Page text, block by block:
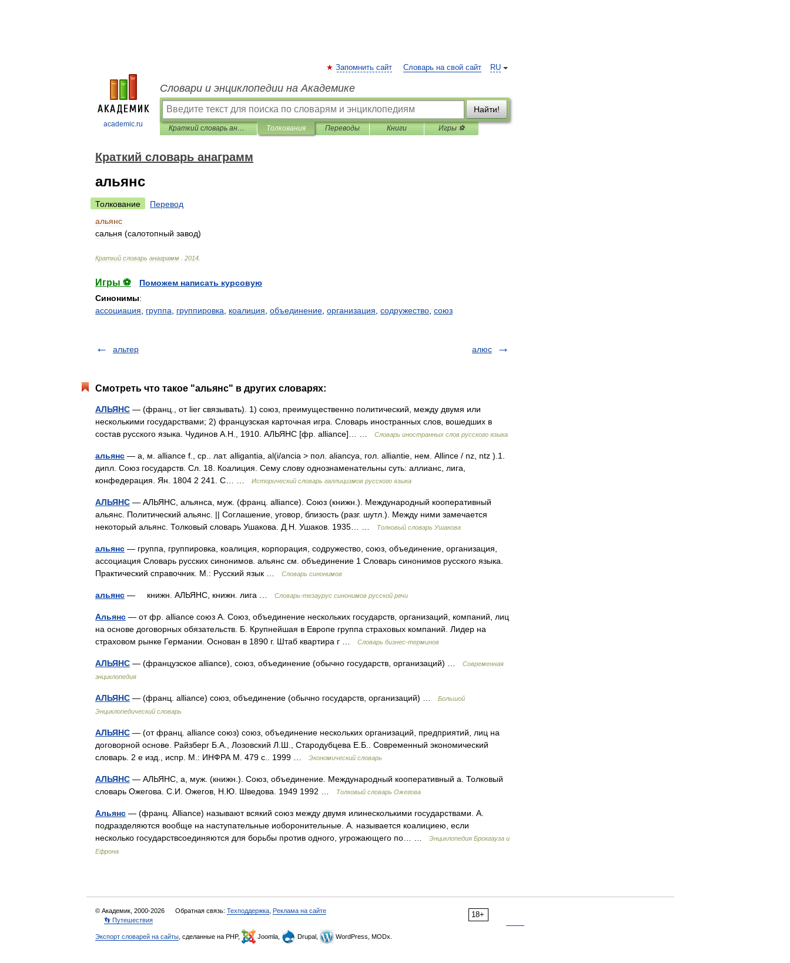
academic.ru
RU
Запомнить сайт Словарь на свой сайт
Словари и энциклопедии на Академике
Найти!
Краткий словарь анаграмм Толкования Переводы Книги Игры ⚽
Краткий словарь анаграмм
альянс
Толкование
Перевод
альянс
сальня (салотопный завод)
Краткий словарь анаграмм 2014
Игры ⚽
Поможем написать курсовую
Синонимы:
ассоциация
группа группировка коалиция объединение организация содружество союз
альтер алюс
Смотреть что такое "альянс" в других словарях:
АЛЬЯНС — (франц., от lier связывать). 1) союз, преимущественно политический, между двумя или
несколькими государствами; 2) французская карточная игра. Словарь иностранных слов, вошедших в
состав русского языка. Чудинов А.Н., 1910. АЛЬЯНС [фр. alliance]… …
Словарь иностранных слов русского языка
альянс — а, м. alliance f., ср.. лат. alligantia, al(i/ancia > пол. aliancya, гол. alliantie, нем. Allince / nz, ntz ).1.
дипл. Союз государств. Сл. 18. Коалиция. Сему слову однознаменательны суть: аллианс, лига,
конфедерация. Ян. 1804 2 241. С… …
Исторический словарь галлицизмов русского языка
АЛЬЯНС — АЛЬЯНС, альянса, муж. (франц. alliance). Союз (книжн.). Международный кооперативный
альянс. Политический альянс. || Соглашение, уговор, близость (разг. шутл.). Между ними замечается
некоторый альянс. Толковый словарь Ушакова. Д.Н. Ушаков. 1935… …
Толковый словарь Ушакова
альянс — группа, группировка, коалиция, корпорация, содружество, союз, объединение, организация,
ассоциация Словарь русских синонимов. альянс см. объединение 1 Словарь синонимов русского языка.
Практический справочник. М.: Русский язык …
Словарь синонимов
альянс — книжн. АЛЬЯНС, книжн. лига … Словарь-тезаурус синонимов русской речи
Альянс — от фр. alliance союз А. Союз, объединение нескольких государств, организаций, компаний, лиц
на основе договорных обязательств. Б. Крупнейшая в Европе группа страховых компаний. Лидер на
страховом рынке Германии. Основан в 1890 г. Штаб квартира г …
Словарь бизнес-терминов
АЛЬЯНС — (французское alliance), союз, объединение (обычно государств, организаций) …
Современная
энциклопедия
АЛЬЯНС — (франц. alliance) союз, объединение (обычно государств, организаций) …
Большой
Энциклопедический словарь
АЛЬЯНС — (от франц. alliance союз) союз, объединение нескольких организаций, предприятий, лиц на
договорной основе. Райзберг Б.А., Лозовский Л.Ш., Стародубцева Е.Б.. Современный экономический
словарь. 2 е изд., испр. М.: ИНФРА М. 479 с.. 1999 …
Экономический словарь
АЛЬЯНС — АЛЬЯНС, а, муж. (книжн.). Союз, объединение. Международный кооперативный а. Толковый
словарь Ожегова. С.И. Ожегов, Н.Ю. Шведова. 1949 1992 …
Толковый словарь Ожегова
Альянс — (франц. Alliance) называют всякий союз между двумя илинесколькими государствами. А.
подразделяются вообще на наступательные иоборонительные. А. называется коалициею, если
несколько государствсоединяются для борьбы против одного, угрожающего по… …
Энциклопедия Брокгауза и
Ефрона
18+
© Академик, 2000-2026 Обратная связь: Техподдержка Реклама на сайте
👣 Путешествия
Экспорт словарей на сайты , сделанные на PHP, Joomla, Drupal, WordPress, MODx.